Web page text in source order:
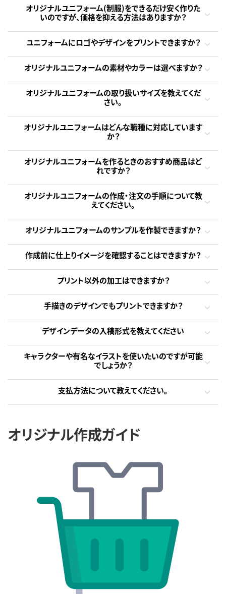
オリジナルユニフォーム(制服)をできるだけ安く作りた
いのですが、価格を抑える方法はありますか？
ユニフォームにロゴやデザインをプリントできますか？
オリジナルユニフォームの素材やカラーは選べますか？
オリジナルユニフォームの取り扱いサイズを教えてくだ
さい。
オリジナルユニフォームはどんな職種に対応しています
か？
オリジナルユニフォームを作るときのおすすめ商品はど
れですか？
オリジナルユニフォームの作成・注文の手順について教
えてください。
オリジナルユニフォームのサンプルを作製できますか？
作成前に仕上りイメージを確認することはできますか？
プリント以外の加工はできますか？
手描きのデザインでもプリントできますか？
デザインデータの入稿形式を教えてください
キャラクターや有名なイラストを使いたいのですが可能
でしょうか？
支払方法について教えてください。
オリジナル作成ガイド